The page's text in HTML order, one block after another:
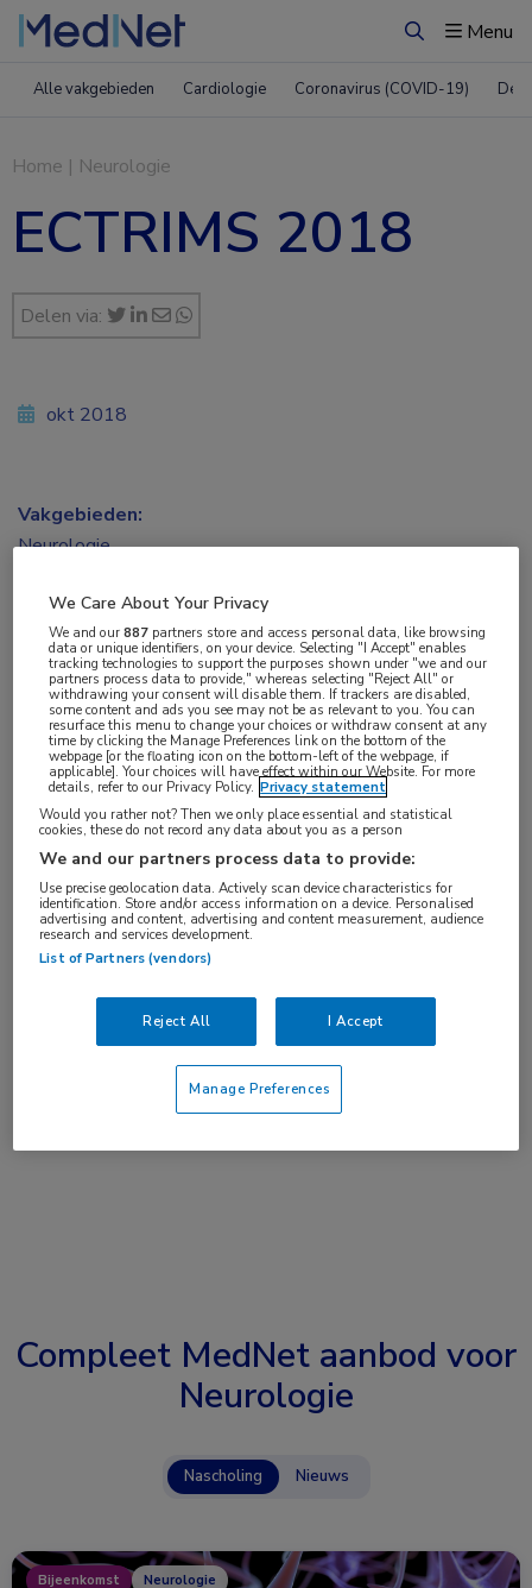
ZoekenMenu
Alle vakgebieden Cardiologie Coronavirus (COVID-19)
Home | Neurologie
ECTRIMS 2018
Delen via:
Van 10-12 oktober vindt in Berlijn voor de 34e
keer het congres van de European Committee for
Treatmant and Research in Multiple Sclerosis
plaats. Via berichten op de website en de
nieuwsbrief houden wij u op de hoogte van het
belangrijkste nieuws.
Ook op de hoogte blijven van het laatste nieuws op
neurologiegebied? Maak dan
okt 2018
Vakgebieden:
Neurologie
Compleet MedNet aanbod voor
Neurologie
Nascholing Nieuws
Bijeenkomst Neurologie
We Care About Your Privacy
We and our887 partners store and access personal data, like browsing
data or unique identifiers, on your device. Selecting "I Accept" enables
tracking technologies to support the purposes shown under "we and our
partners process data to provide," whereas selecting "Reject All" or
withdrawing your consent will disable them. If trackers are disabled,
some content and ads you see may not be as relevant to you. You can
resurface this menu to change your choices or withdraw consent at any
time by clicking the Manage Preferences link on the bottom of the
webpage [or the floating icon on the bottom-left of the webpage, if
applicable]. Your choices will have effect within our Website. For more
details, refer to our Privacy Policy. Privacy statement
Would you rather not? Then we only place essential and statistical
cookies, these do not record any data about you as a person
We and our partners process data to provide:
Use precise geolocation data. Actively scan device characteristics for
identification. Store and/or access information on a device. Personalised
advertising and content, advertising and content measurement, audience
research and services development.
List of Partners (vendors)
Reject All I Accept
Manage Preferences